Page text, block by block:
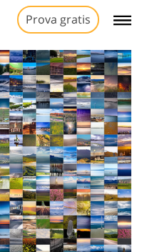
Prova gratis